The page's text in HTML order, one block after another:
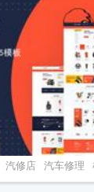
汽修店 汽车修理